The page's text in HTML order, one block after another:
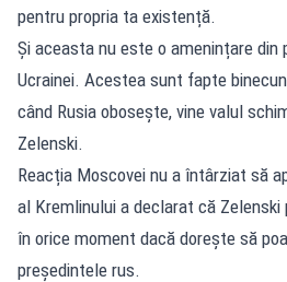
pentru propria ta existență.
Și aceasta nu este o amenințare din
Ucrainei. Acestea sunt fapte
când Rusia obosește, vine valul
Zelenski.
Reacția Moscovei nu a întârziat să
al Kremlinului a declarat că
în orice moment dacă dorește să
președintele rus.